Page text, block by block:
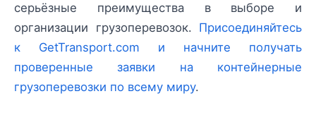
серьёзные преимущества в выборе и
организации грузоперевозок. Присоединяйтесь
к GetTransport.com и начните получать
проверенные заявки на контейнерные
грузоперевозки по всему миру.